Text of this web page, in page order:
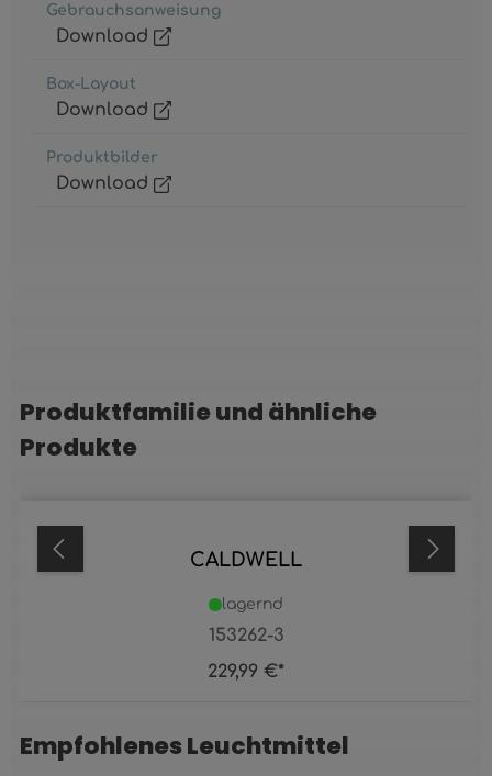
Gebrauchsanweisung
Download
Box-Layout
Download
Produktbilder
Download
Produktgalerie überspringen
Produktfamilie und ähnliche
Produkte
CALDWELL
153262-3
lagernd
229,99 €*
Produktgalerie überspringen
Empfohlenes Leuchtmittel